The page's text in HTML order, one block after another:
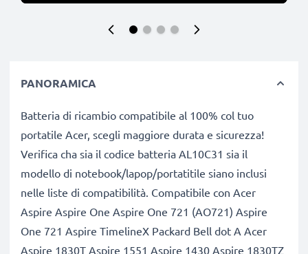
PANORAMICA
Batteria di ricambio compatibile al 100% col tuo
portatile Acer, scegli maggiore durata e sicurezza!
Verifica cha sia il codice batteria AL10C31 sia il
modello di notebook/lapop/portatitile siano inclusi
nelle liste di compatibilità. Compatibile con Acer
Aspire Aspire One Aspire One 721 (AO721) Aspire
One 721 Aspire TimelineX Packard Bell dot A Acer
Aspire 1830T Aspire 1551 Aspire 1430 Aspire 1830TZ